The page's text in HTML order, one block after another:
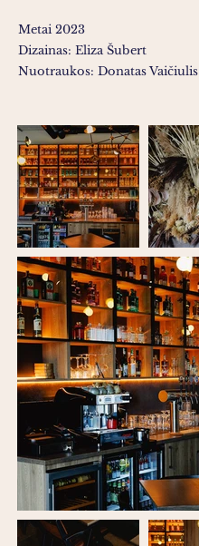
Metai 2023
Dizainas: Eliza Šubert
Nuotraukos: Donatas Vaičiulis